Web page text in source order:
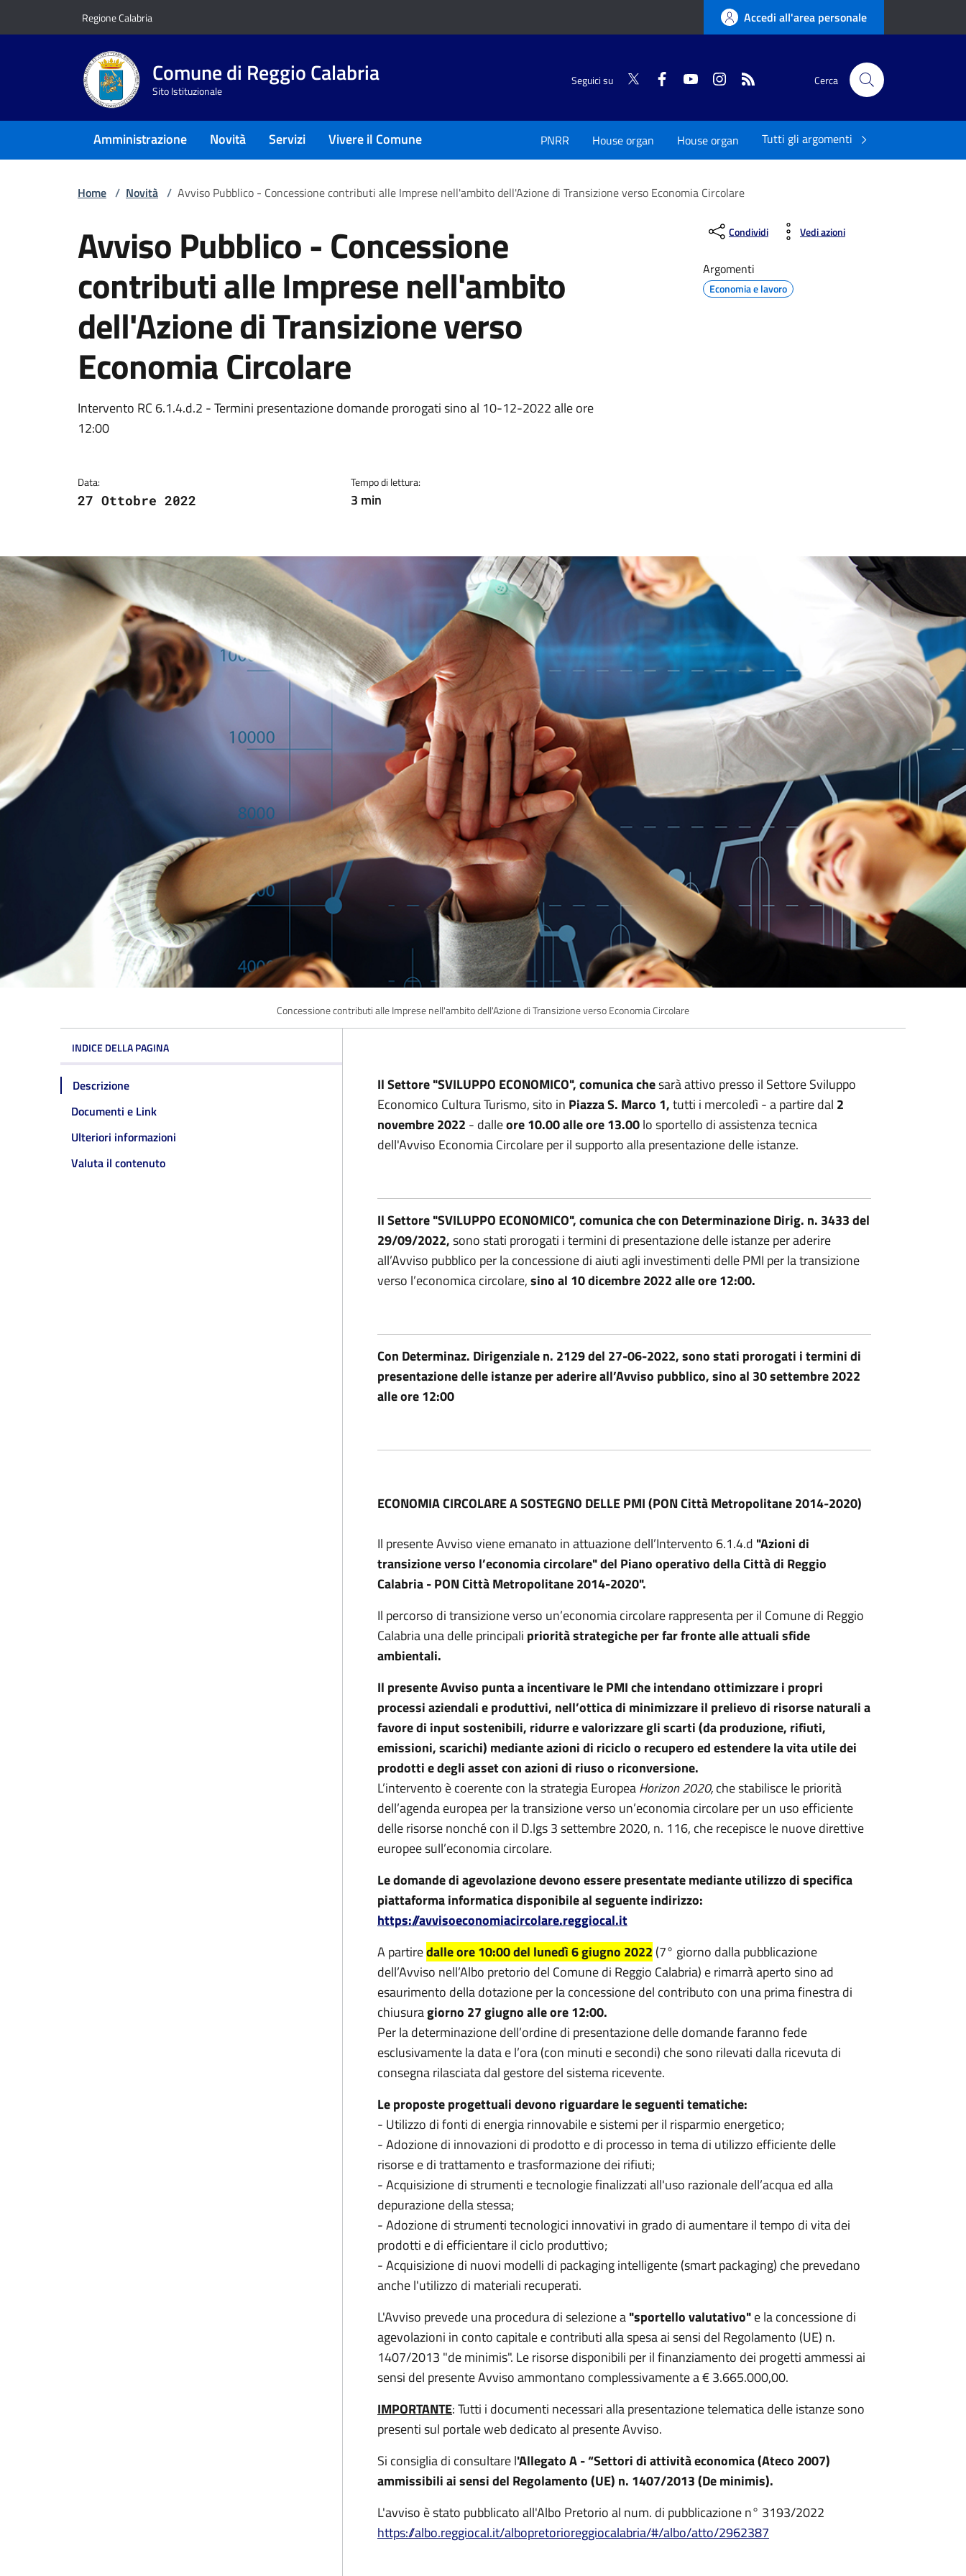
Regione Calabria Accedi all'area personale
Comune di Reggio Calabria
Sito Istituzionale
Seguici su Twitter FacebookYouTubeInstagram Cerca
Amministrazione Novità Servizi Vivere il Comune PNRR House organ House organ Tutti gli argomenti
Home / Novità / Avviso Pubblico - Concessione contributi alle Imprese nell'ambito dell'Azione di Transizione verso Economia Circolare
Avviso Pubblico - Concessione
contributi alle Imprese nell'ambito
dell'Azione di Transizione verso
Economia Circolare
Dettagli della notizia
Intervento RC 6.1.4.d.2 - Termini presentazione domande prorogati sino al 10-12-2022 alle ore
12:00
Data:
27 Ottobre 2022
Tempo di lettura:
3 min
Condividi Vedi azioni
Argomenti
Economia e lavoro
Concessione contributi alle Imprese nell'ambito dell'Azione di Transizione verso Economia Circolare
INDICE DELLA PAGINA
Descrizione
Documenti e Link
Ulteriori informazioni
Valuta il contenuto
Il Settore "SVILUPPO ECONOMICO", comunica chesarà attivo presso il Settore Sviluppo
Economico Cultura Turismo, sito in Piazza S. Marco 1,tutti i mercoledì - a partire dal 2
novembre 2022 - dalleore 10.00 alle ore 13.00lo sportello di assistenza tecnica
dell'Avviso Economia Circolare per il supporto alla presentazione delle istanze.
Il Settore "SVILUPPO ECONOMICO", comunica che con Determinazione Dirig. n. 3433 del
29/09/2022,sono stati prorogati i termini di presentazione delle istanze per aderire
all’Avviso pubblico per la concessione di aiuti agli investimenti delle PMI per la transizione
verso l’economica circolare,sino al 10 dicembre 2022 alle ore 12:00.
Con Determinaz. Dirigenziale n. 2129 del 27-06-2022, sono stati prorogati i termini di
presentazione delle istanze per aderire all’Avviso pubblico, sino al 30 settembre 2022
alle ore 12:00
ECONOMIA CIRCOLARE A SOSTEGNO DELLE PMI (PON Città Metropolitane 2014-2020)
Il presente Avviso viene emanato in attuazione dell’Intervento 6.1.4.d "Azioni di
transizione verso l’economia circolare" del Piano operativo della Città di Reggio
Calabria - PON Città Metropolitane 2014-2020".
Il percorso di transizione verso un’economia circolare rappresenta per il Comune di Reggio
Calabria una delle principali priorità strategiche per far fronte alle attuali sfide
ambientali.
Il presente Avviso punta a incentivare le PMI che intendano ottimizzare i propri
processi aziendali e produttivi, nell’ottica di minimizzare il prelievo di risorse naturali a
favore di input sostenibili, ridurre e valorizzare gli scarti (da produzione, rifiuti,
emissioni, scarichi) mediante azioni di riciclo o recupero ed estendere la vita utile dei
prodotti e degli asset con azioni di riuso o riconversione.
L’intervento è coerente con la strategia EuropeaHorizon 2020,che stabilisce le priorità
dell’agenda europea per la transizione verso un’economia circolare per un uso efficiente
delle risorse nonché con il D.lgs 3 settembre 2020, n. 116, che recepisce le nuove direttive
europee sull’economia circolare.
Le domande di agevolazione devono essere presentate mediante utilizzo di specifica
piattaforma informatica disponibile al seguente indirizzo:
https://avvisoeconomiacircolare.reggiocal.it
A partiredalle ore 10:00 del lunedì 6 giugno 2022 (7° giorno dalla pubblicazione
dell’Avviso nell’Albo pretorio del Comune di Reggio Calabria) e rimarrà aperto sino ad
esaurimento della dotazione per la concessione del contributo con una prima finestra di
chiusuragiorno 27 giugno alle ore 12:00.
Per la determinazione dell’ordine di presentazione delle domande faranno fede
esclusivamente la data e l’ora (con minuti e secondi) che sono rilevati dalla ricevuta di
consegna rilasciata dal gestore del sistema ricevente.
Le proposte progettuali devono riguardare le seguenti tematiche:
- Utilizzo di fonti di energia rinnovabile e sistemi per il risparmio energetico;
- Adozione di innovazioni di prodotto e di processo in tema di utilizzo efficiente delle
risorse e di trattamento e trasformazione dei rifiuti;
- Acquisizione di strumenti e tecnologie finalizzati all'uso razionale dell’acqua ed alla
depurazione della stessa;
- Adozione di strumenti tecnologici innovativi in grado di aumentare il tempo di vita dei
prodotti e di efficientare il ciclo produttivo;
- Acquisizione di nuovi modelli di packaging intelligente (smart packaging) che prevedano
anche l'utilizzo di materiali recuperati.
L'Avviso prevede una procedura di selezione a"sportello valutativo"e la concessione di
agevolazioni in conto capitale e contributi alla spesa ai sensi del Regolamento (UE) n.
1407/2013 "de minimis". Le risorse disponibili per il finanziamento dei progetti ammessi ai
sensi del presente Avviso ammontano complessivamente a € 3.665.000,00.
IMPORTANTE: Tutti i documenti necessari alla presentazione telematica delle istanze sono
presenti sul portale web dedicato al presente Avviso.
Si consiglia di consultare l'Allegato A - “Settori di attività economica (Ateco 2007)
ammissibili ai sensi del Regolamento (UE) n. 1407/2013 (De minimis).
L'avviso è stato pubblicato all'Albo Pretorio al num. di pubblicazione n° 3193/2022
https://albo.reggiocal.it/albopretorioreggiocalabria/#/albo/atto/2962387